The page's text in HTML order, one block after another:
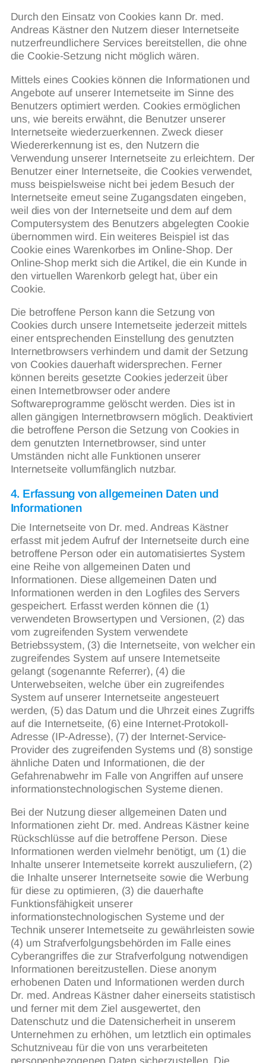
Durch den Einsatz von Cookies kann Dr. med.
Andreas Kästner den Nutzern dieser Internetseite
nutzerfreundlichere Services bereitstellen, die ohne
die Cookie-Setzung nicht möglich wären.
Mittels eines Cookies können die Informationen und
Angebote auf unserer Internetseite im Sinne des
Benutzers optimiert werden. Cookies ermöglichen
uns, wie bereits erwähnt, die Benutzer unserer
Internetseite wiederzuerkennen. Zweck dieser
Wiedererkennung ist es, den Nutzern die
Verwendung unserer Internetseite zu erleichtern. Der
Benutzer einer Internetseite, die Cookies verwendet,
muss beispielsweise nicht bei jedem Besuch der
Internetseite erneut seine Zugangsdaten eingeben,
weil dies von der Internetseite und dem auf dem
Computersystem des Benutzers abgelegten Cookie
übernommen wird. Ein weiteres Beispiel ist das
Cookie eines Warenkorbes im Online-Shop. Der
Online-Shop merkt sich die Artikel, die ein Kunde in
den virtuellen Warenkorb gelegt hat, über ein
Cookie.
Die betroffene Person kann die Setzung von
Cookies durch unsere Internetseite jederzeit mittels
einer entsprechenden Einstellung des genutzten
Internetbrowsers verhindern und damit der Setzung
von Cookies dauerhaft widersprechen. Ferner
können bereits gesetzte Cookies jederzeit über
einen Internetbrowser oder andere
Softwareprogramme gelöscht werden. Dies ist in
allen gängigen Internetbrowsern möglich. Deaktiviert
die betroffene Person die Setzung von Cookies in
dem genutzten Internetbrowser, sind unter
Umständen nicht alle Funktionen unserer
Internetseite vollumfänglich nutzbar.
4. Erfassung von allgemeinen Daten und
Informationen
Die Internetseite von Dr. med. Andreas Kästner
erfasst mit jedem Aufruf der Internetseite durch eine
betroffene Person oder ein automatisiertes System
eine Reihe von allgemeinen Daten und
Informationen. Diese allgemeinen Daten und
Informationen werden in den Logfiles des Servers
gespeichert. Erfasst werden können die (1)
verwendeten Browsertypen und Versionen, (2) das
vom zugreifenden System verwendete
Betriebssystem, (3) die Internetseite, von welcher ein
zugreifendes System auf unsere Internetseite
gelangt (sogenannte Referrer), (4) die
Unterwebseiten, welche über ein zugreifendes
System auf unserer Internetseite angesteuert
werden, (5) das Datum und die Uhrzeit eines Zugriffs
auf die Internetseite, (6) eine Internet-Protokoll-
Adresse (IP-Adresse), (7) der Internet-Service-
Provider des zugreifenden Systems und (8) sonstige
ähnliche Daten und Informationen, die der
Gefahrenabwehr im Falle von Angriffen auf unsere
informationstechnologischen Systeme dienen.
Bei der Nutzung dieser allgemeinen Daten und
Informationen zieht Dr. med. Andreas Kästner keine
Rückschlüsse auf die betroffene Person. Diese
Informationen werden vielmehr benötigt, um (1) die
Inhalte unserer Internetseite korrekt auszuliefern, (2)
die Inhalte unserer Internetseite sowie die Werbung
für diese zu optimieren, (3) die dauerhafte
Funktionsfähigkeit unserer
informationstechnologischen Systeme und der
Technik unserer Internetseite zu gewährleisten sowie
(4) um Strafverfolgungsbehörden im Falle eines
Cyberangriffes die zur Strafverfolgung notwendigen
Informationen bereitzustellen. Diese anonym
erhobenen Daten und Informationen werden durch
Dr. med. Andreas Kästner daher einerseits statistisch
und ferner mit dem Ziel ausgewertet, den
Datenschutz und die Datensicherheit in unserem
Unternehmen zu erhöhen, um letztlich ein optimales
Schutzniveau für die von uns verarbeiteten